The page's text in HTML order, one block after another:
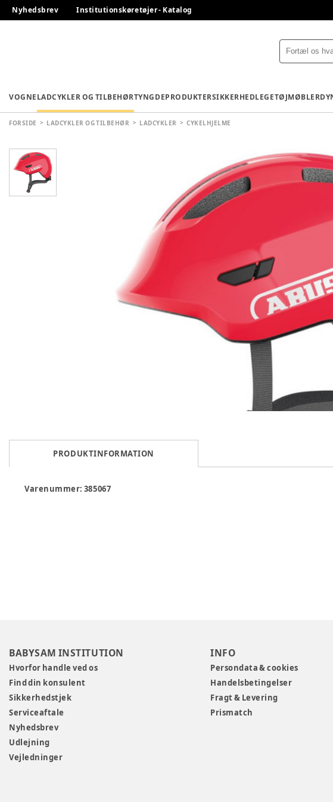
Nyhedsbrev Institutionskøretøjer - Katalog
VOGNELADCYKLER OG TILBEHØRTYNGDEPRODUKTERSIKKERHEDLEGETØJMØBLER
FORSIDE LADCYKLER OG TILBEHØR LADCYKLER CYKELHJELME
PRODUKTINFORMATION
Varenummer: 385067
BABYSAM INSTITUTION
Hvorfor handle ved os
Find din konsulent
Sikkerhedstjek
Serviceaftale
Nyhedsbrev
Udlejning
Vejledninger
INFO
Persondata & cookies
Handelsbetingelser
Fragt & Levering
Prismatch